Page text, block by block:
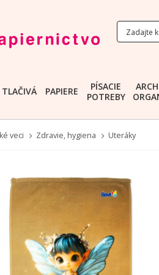
TLAČIVÁ PAPIERE
PÍSACIE
POTREBY
veci Zdravie, hygiena Uteráky